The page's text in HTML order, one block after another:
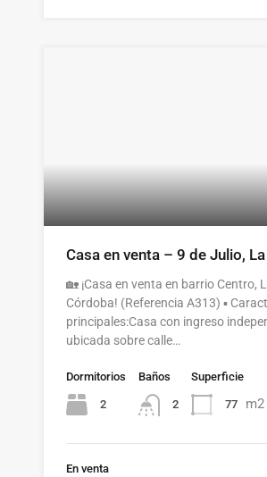
Casa en venta – 9 de Julio,
🏡 ¡Casa en venta en barrio Centro,
Córdoba! (Referencia A313) ▪️
principales:Casa con ingreso
ubicada sobre calle…
Dormitorios
2
Baños
2
Superficie
77 m2
En venta